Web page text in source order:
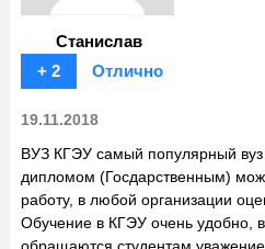
Станислав
+ 2
Отлично
19.11.2018
ВУЗ КГЭУ самый популярный вуз
дипломом (Госдарственным)
работу, в любой организации
Обучение в КГЭУ очень удобно,
обращаются студентам